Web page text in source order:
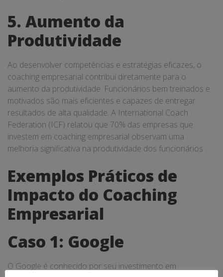
5. Aumento da
Produtividade
Ao desenvolver competências e estratégias eficazes, o
coaching empresarial contribui diretamente para o
aumento da produtividade. Funcionários bem treinados e
motivados são mais eficientes e capazes de entregar
resultados de alta qualidade. A International Coach
Federation (ICF) relatou que 70% das empresas que
investem em coaching empresarial observam uma
melhoria significativa na produtividade dos funcionários .
Exemplos Práticos de
Impacto do Coaching
Empresarial
Caso 1: Google
O Google é conhecido por seu investimento em